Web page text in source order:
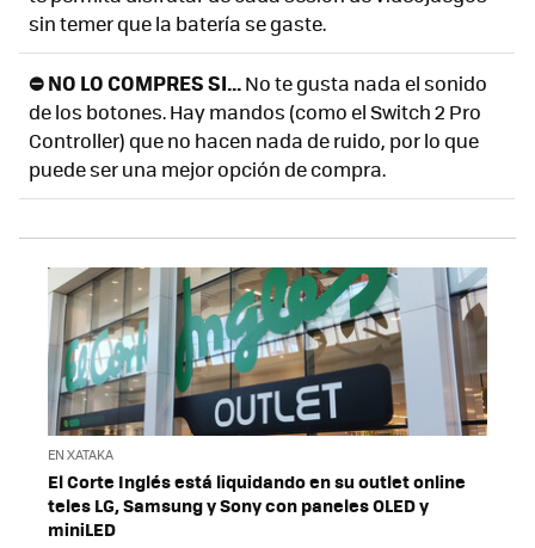
sin temer que la batería se gaste.
⛔ NO LO COMPRES SI...No te gusta nada el sonido
de los botones. Hay mandos (como el Switch 2 Pro
Controller) que no hacen nada de ruido, por lo que
puede ser una mejor opción de compra.
EN XATAKA
El Corte Inglés está liquidando en su outlet online
teles LG, Samsung y Sony con paneles OLED y
miniLED